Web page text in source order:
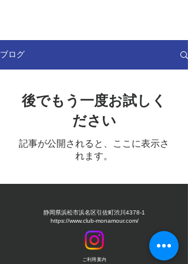
ブログ
後でもう一度お試しく
ださい
記事が公開されると、ここに表示さ
れます。
静岡県浜松市浜名区引佐町渋川4378-1
https://www.club-monamour.com/
ご利用案内